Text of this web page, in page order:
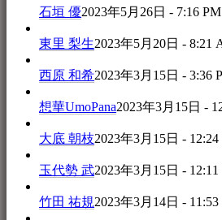
石垣 優2023年5月26日 - 7:16 PM
東里 梨生2023年5月20日 - 8:21
西原 和希2023年3月15日 - 3:36
想華UmoPana2023年3月15日 -
大底 朝枝2023年3月15日 -
玉代勢 武2023年3月15日 -
竹田 祐規2023年3月14日 - 11:53